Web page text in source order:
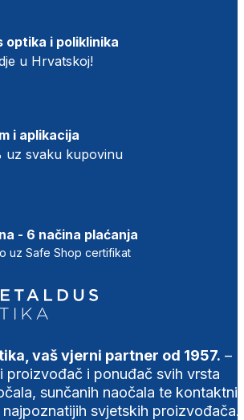
optika i poliklinika
u Hrvatskoj!
i aplikacija
uz svaku kupovinu
- 6 načina plaćanja
uz Safe Shop certifikat
vaš vjerni partner od 1957. –
proizvođač i ponuđač svih vrsta
sunčanih naočala te
svjetskih proizvođača.